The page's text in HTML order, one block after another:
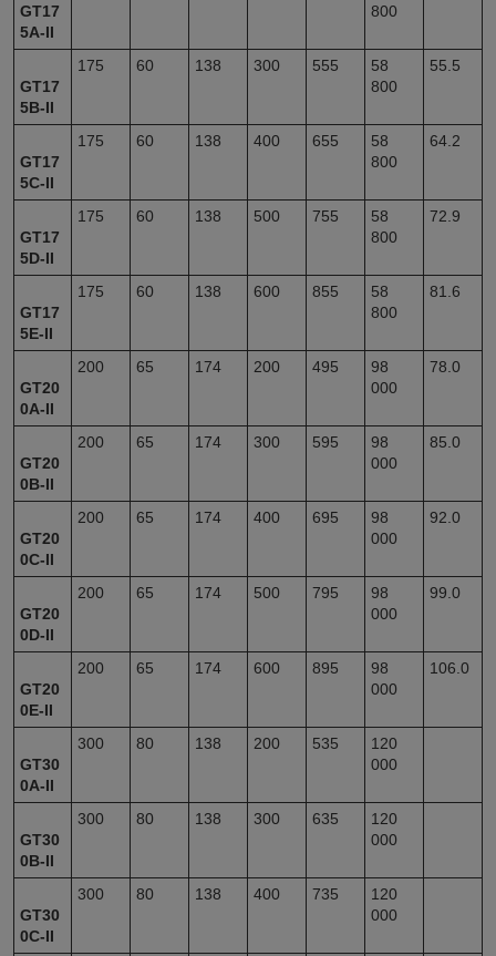
GT17
5A-II
800
GT17
5B-II
175 60 138 300 555
58
800
55.5
GT17
5C-II
175 60 138 400 655
58
800
64.2
GT17
5D-II
175 60 138 500 755
58
800
72.9
GT17
5E-II
175 60 138 600 855
58
800
81.6
GT20
0A-II
200 65 174 200 495
98
000
78.0
GT20
0B-II
200 65 174 300 595
98
000
85.0
GT20
0C-II
200 65 174 400 695
98
000
92.0
GT20
0D-II
200 65 174 500 795
98
000
99.0
GT20
0E-II
200 65 174 600 895
98
000
106.0
GT30
0A-II
300 80 138 200 535
120
000
GT30
0B-II
300 80 138 300 635
120
000
GT30
0C-II
300 80 138 400 735
120
000